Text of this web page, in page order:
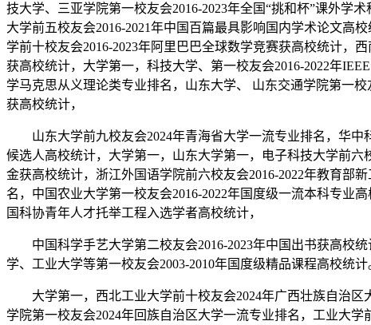
技大学、三亚学院第一校友会2016-2023年全国“挑和杯”课外学
大学前五校友会2016-2021年中国百篇最具影响国内学术论文高
学前十校友会2016-2023年阿里巴巴全球数学竞赛获高校统计，
获高校统计，大学第一，科技大学、第一校友会2016-2022年
学马克思从义理论类专业排名，山东大学、 山东交通学院第一
获高校统计，
山东大学前九校友会2024年青海省大学一流专业排名，华中
候选人高校统计，大学第一，山东大学第一，电子科技大学前
金获高校统计，浙江外国语学院前六校友会2016-2022年教育部
名，中国农业大学第一校友会2016-2022年国度级一流本科专业
国科协青年人才托举工程入选学者高校统计，
中国科学手艺大学第二校友会2016-2023年中国出书获高校统
学、工业大学等第一校友会2003-2010年国度级精品课程高校统计
大学第一，西北工业大学前十校友会2024年广西壮族自治区
学院第一校友会2024年回族自治区大学一流专业排名，工业大